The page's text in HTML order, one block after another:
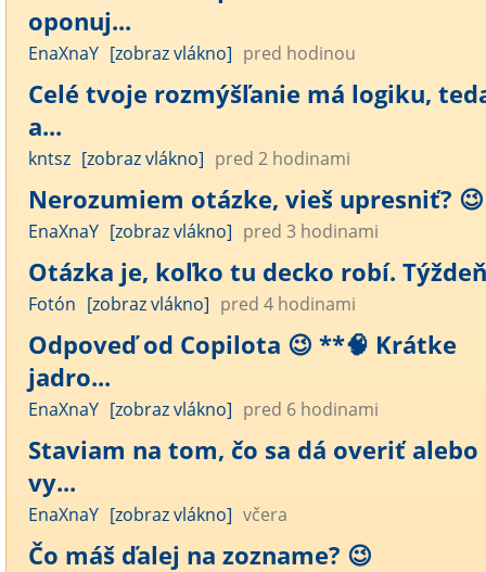
oponuj...
EnaXnaY [zobraz vlákno] pred hodinou
Celé tvoje rozmýšľanie má logiku,
a...
kntsz [zobraz vlákno] pred 2 hodinami
Nerozumiem otázke, vieš upresniť? 😉
EnaXnaY [zobraz vlákno] pred 3 hodinami
Otázka je, koľko tu decko robí.
Fotón [zobraz vlákno] pred 4 hodinami
Odpoveď od Copilota 😉 **🧠 Krátke
jadro...
EnaXnaY [zobraz vlákno] pred 6 hodinami
Staviam na tom, čo sa dá overiť alebo
vy...
EnaXnaY [zobraz vlákno] včera
Čo máš ďalej na zozname? 😉